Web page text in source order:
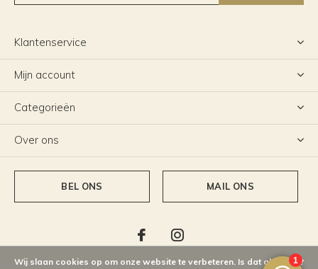
Klantenservice
Mijn account
Categorieën
Over ons
BEL ONS MAIL ONS
Wij slaan cookies op om onze website te verbeteren. Is dat akkoord?